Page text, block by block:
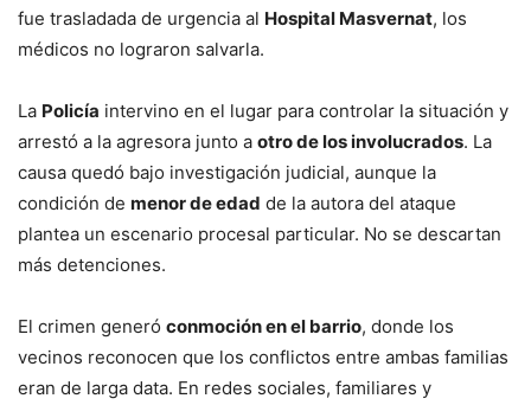
fue trasladada de urgencia al Hospital Masvernat, los
médicos no lograron salvarla.
La Policía intervino en el lugar para controlar la situación y
arrestó a la agresora junto a otro de los involucrados. La
causa quedó bajo investigación judicial, aunque la
condición de menor de edad de la autora del ataque
plantea un escenario procesal particular. No se descartan
más detenciones.
El crimen generó conmoción en el barrio, donde los
vecinos reconocen que los conflictos entre ambas familias
eran de larga data. En redes sociales, familiares y